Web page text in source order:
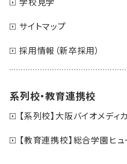
サイトマップ
採用情報（新卒採用）
系列校・教育連携校
【系列校】大阪バイオメディ
【教育連携校】総合学園ヒ